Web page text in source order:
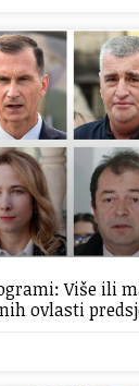
Više ili
ovlasti